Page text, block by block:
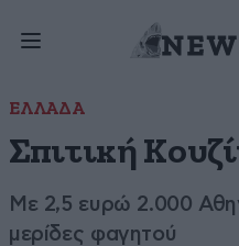
ΕΛΛΑΔΑ
Σπιτική
Με 2,5 ευρώ 2.000
μερίδες φαγητού